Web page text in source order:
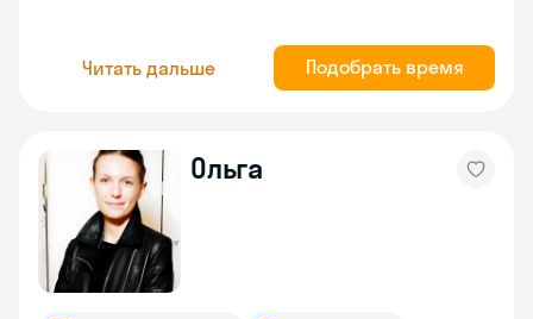
Читать дальше Подобрать время
Ольга